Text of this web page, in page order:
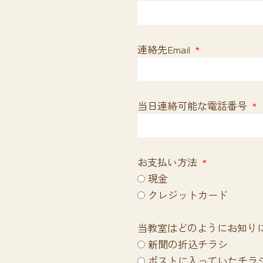
連絡先Email
当日連絡可能な電話番号
お支払い方法
現金
クレジットカード
当教室はどのようにお知り
新聞の折込チラシ